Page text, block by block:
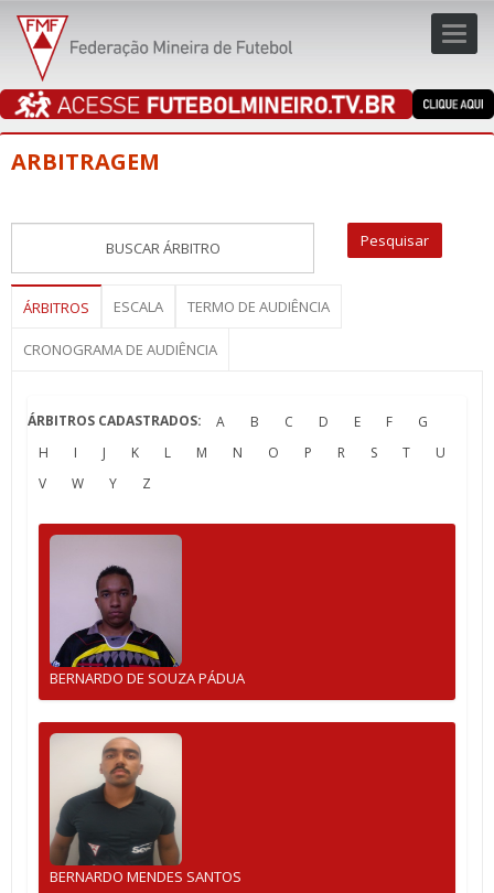
ARBITRAGEM
ÁRBITROS ESCALA TERMO DE AUDIÊNCIA
CRONOGRAMA DE AUDIÊNCIA
ÁRBITROS CADASTRADOS: A B C D E F
G
H
I J K L M N O P R S T
U
V
W Y Z
BERNARDO DE SOUZA PÁDUA
BERNARDO MENDES SANTOS